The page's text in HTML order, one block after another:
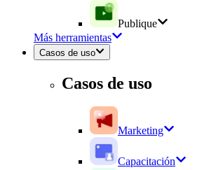
Publique
Más herramientas
Casos de uso
Casos de uso
Marketing
Capacitación